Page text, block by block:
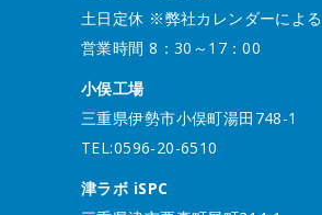
土日定休 ※弊社カレンダーによる
営業時間 8：30～17：00
小俣工場
三重県伊勢市小俣町湯田748-1
TEL:0596-20-6510
津ラボ iSPC